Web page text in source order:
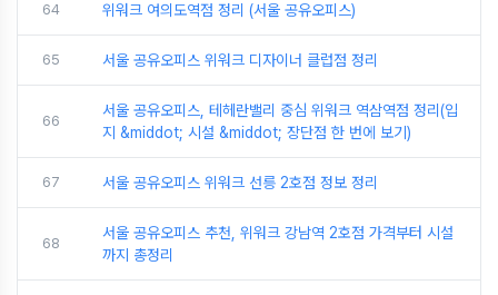
64 위워크 여의도역점 정리 (서울 공유오피스)
65 서울 공유오피스 위워크 디자이너 클럽점 정리
66
서울 공유오피스, 테헤란밸리 중심 위워크 역삼역점 정리(입
지 &middot; 시설 &middot; 장단점 한 번에 보기)
67 서울 공유오피스 위워크 선릉 2호점 정보 정리
68
서울 공유오피스 추천, 위워크 강남역 2호점 가격부터 시설
까지 총정리